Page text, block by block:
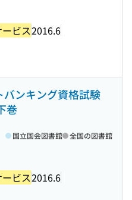
ビス2016.6
バンキング資格試験
巻
ビス2016.6
国立国会図書館 全国の図書館